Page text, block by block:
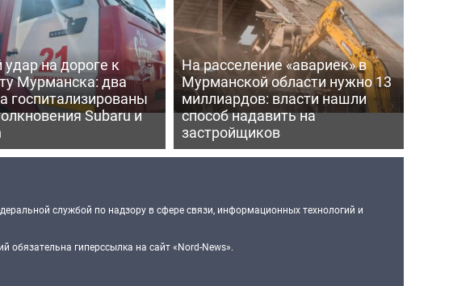
на дороге к
Мурманска: два
госпитализированы
Subaru и
На расселение «авариек» в
Мурманской области нужно 13
миллиардов: власти нашли
способ надавить на
застройщиков
службой по надзору в сфере связи, информационных технологий и
гиперссылка на сайт «Nord-News».